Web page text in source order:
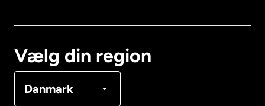
Vælg din region
Danmark